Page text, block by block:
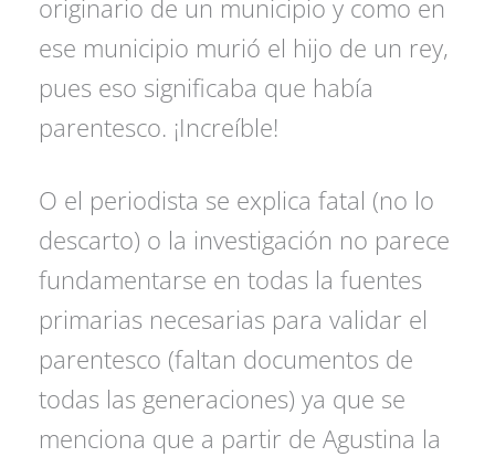
originario de un municipio y como en
ese municipio murió el hijo de un rey,
pues eso significaba que había
parentesco. ¡Increíble!
O el periodista se explica fatal (no lo
descarto) o la investigación no parece
fundamentarse en todas la fuentes
primarias necesarias para validar el
parentesco (faltan documentos de
todas las generaciones) ya que se
menciona que a partir de Agustina la